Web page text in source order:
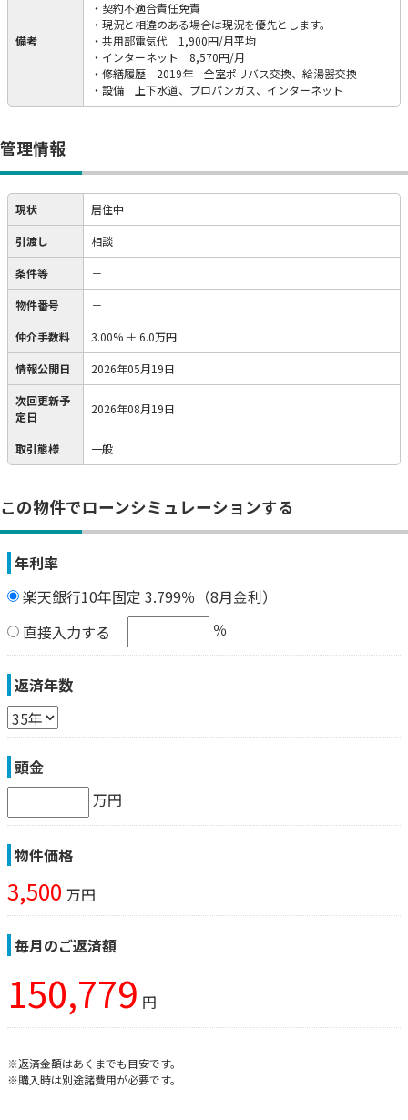
備考
・契約不適合責任免責
・現況と相違のある場合は現況を優先とします。
・共用部電気代 1,900円/月平均
・インターネット 8,570円/月
・修繕履歴 2019年 全室ポリバス交換、給湯器交換
・設備 上下水道、プロパンガス、インターネット
管理情報
現状 居住中
引渡し 相談
条件等 －
物件番号 －
仲介手数料 3.00% ＋ 6.0万円
情報公開日 2026年05月19日
次回更新予
定日
2026年08月19日
取引態様 一般
この物件でローンシミュレーションする
年利率
楽天銀行10年固定 3.799％（8月金利）
直接入力する
％
返済年数
頭金
万円
物件価格
3,500 万円
毎月のご返済額
150,779 円
※返済金額はあくまでも目安です。
※購入時は別途諸費用が必要です。